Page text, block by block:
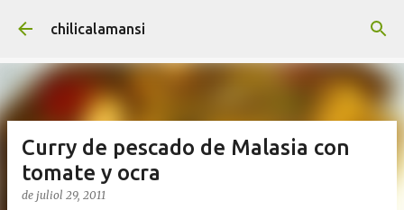
Salta al contingut principal
chilicalamansi
Curry de pescado de Malasia con
tomate y ocra
de juliol 29, 2011